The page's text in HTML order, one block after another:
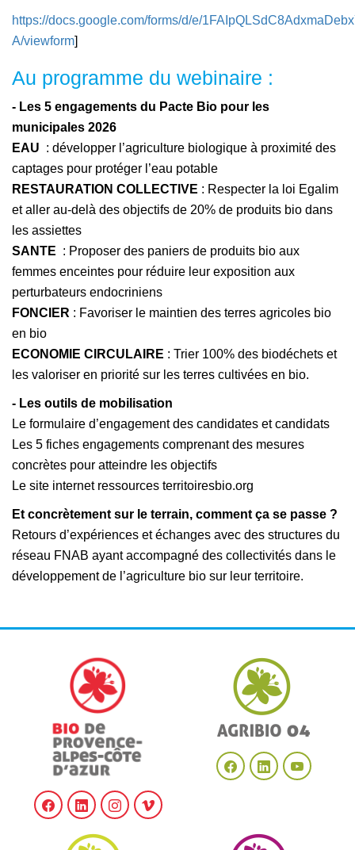
https://docs.google.com/forms/d/e/
A/viewform]
Au programme du webinaire :
- Les 5 engagements du Pacte Bio pour les
municipales 2026
EAU : développer l’agriculture biologique à proximité des
captages pour protéger l’eau potable
RESTAURATION COLLECTIVE : Respecter la loi Egalim
et aller au-delà des objectifs de 20% de produits bio dans
les assiettes
SANTE : Proposer des paniers de produits bio aux
femmes enceintes pour réduire leur exposition aux
perturbateurs endocriniens
FONCIER : Favoriser le maintien des terres agricoles bio
en bio
ECONOMIE CIRCULAIRE : Trier 100% des biodéchets et
les valoriser en priorité sur les terres cultivées en bio.
- Les outils de mobilisation
Le formulaire d’engagement des candidates et candidats
Les 5 fiches engagements comprenant des mesures
concrètes pour atteindre les objectifs
Le site internet ressources territoiresbio.org
Et concrètement sur le terrain, comment ça se passe ?
Retours d’expériences et échanges avec des structures du
réseau FNAB ayant accompagné des collectivités dans le
développement de l’agriculture bio sur leur territoire.